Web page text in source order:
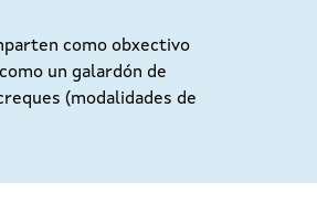
como obxectivo
un galardón de
(modalidades de